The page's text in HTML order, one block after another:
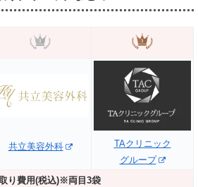
共立美容外科
TAクリニック
グループ
り費用(税込)※両目3袋